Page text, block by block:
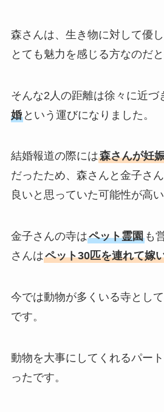
森さんは、生き物に対して優
とても魅力を感じる方なのだ
そんな2人の距離は徐々に近づ
婚という運びになりました。
結婚報道の際には森さんが妊
だったため、森さんと金子さ
良いと思っていた可能性が高い
金子さんの寺はペット霊園も
さんはペット30匹を連れて嫁
今では動物が多くいる寺とし
です。
動物を大事にしてくれるパー
ったです。